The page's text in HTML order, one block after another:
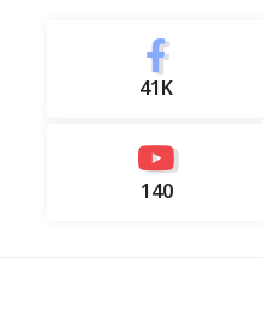
41K
140